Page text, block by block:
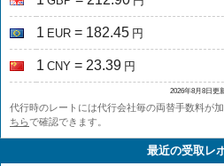
1 EUR = 182.45 円
1 CNY = 23.39 円
2026年8月8日更
代行時のレートには代行会社毎の両替手数料が
ちらで確認できます。
最近の受取レ